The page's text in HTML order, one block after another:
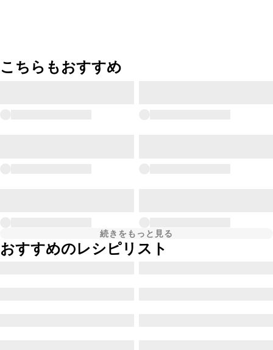
こちらもおすすめ
続きをもっと見る
おすすめのレシピリスト